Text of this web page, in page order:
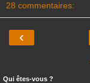
28 commentaires:
‹
Qui êtes-vous ?